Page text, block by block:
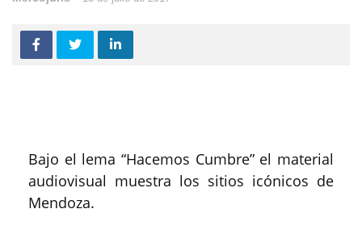
Bajo el lema “Hacemos Cumbre” el material
audiovisual muestra los sitios icónicos de
Mendoza.